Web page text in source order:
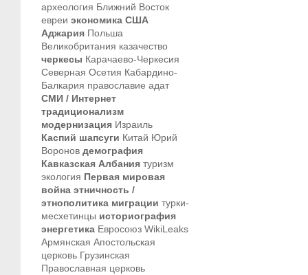
археология Ближний Восток
евреи экономика США
Аджария Польша
Великобритания казачество
черкесы Карачаево-Черкесия
Северная Осетия Кабардино-
Балкария православие адат
СМИ / Интернет
традиционализм
модернизация Израиль
Каспий шапсуги Китай Юрий
Воронов демография
Кавказская Албания туризм
экология Первая мировая
война этничность /
этнополитика миграции турки-
месхетинцы историография
энергетика Евросоюз WikiLeaks
Армянская Апостольская
церковь Грузинская
Православная церковь